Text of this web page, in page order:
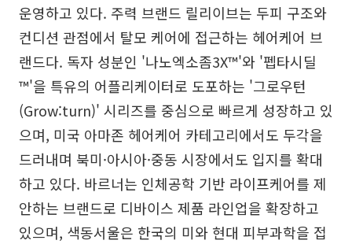
운영하고 있다. 주력 브랜드 릴리이브는 두피 구조와
컨디션 관점에서 탈모 케어에 접근하는 헤어케어 브
랜드다. 독자 성분인 '나노엑소좀3X™'와 '펩타시딜
™'을 특유의 어플리케이터로 도포하는 '그로우턴
(Grow:turn)' 시리즈를 중심으로 빠르게 성장하고 있
으며, 미국 아마존 헤어케어 카테고리에서도 두각을
드러내며 북미·아시아·중동 시장에서도 입지를 확대
하고 있다. 바르너는 인체공학 기반 라이프케어를 제
안하는 브랜드로 디바이스 제품 라인업을 확장하고
있으며, 색동서울은 한국의 미와 현대 피부과학을 접